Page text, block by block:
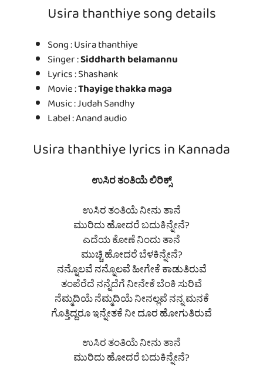
Usira thanthiye song details
Song : Usira thanthiye
Singer :Siddharth belamannu
Lyrics : Shashank
Movie :Thayige thakka maga
Music : Judah Sandhy
Label : Anand audio
Usira thanthiye lyrics in Kannada
ಉಸಿರ ತಂತಿಯೆ ಲಿರಿಕ್ಸ್
ಉಸಿರ ತಂತಿಯೆ ನೀನು ತಾನೆ
ಮುರಿದು ಹೋದರೆ ಬದುಕಿನ್ನೇನೆ?
ಎದೆಯ ಕೋಣೆ ನಿಂದು ತಾನೆ
ಮುಚ್ಚಿ ಹೋದರೆ ಬೆಳಕಿನ್ನೇನೆ?
ನನ್ನೊಲವೆ ನನ್ನೊಲವೆ ಹೀಗೇಕೆ ಕಾಡುತಿರುವೆ
ತಂಪೆರೆದೆ ನನ್ನೆದೆಗೆ ನೀನೇಕೆ ಬೆಂಕಿ ಸುರಿವೆ
ನೆಮ್ಮದಿಯೆ ನೆಮ್ಮದಿಯೆ ನೀನಲ್ಲವೆ ನನ್ನ ಮನಕೆ
ಗೊತ್ತಿದ್ದರೂ ಇನ್ನೇತಕೆ ನೀ ದೂರ ಹೋಗುತಿರುವೆ
ಉಸಿರ ತಂತಿಯೆ ನೀನು ತಾನೆ
ಮುರಿದು ಹೋದರೆ ಬದುಕಿನ್ನೇನೆ?